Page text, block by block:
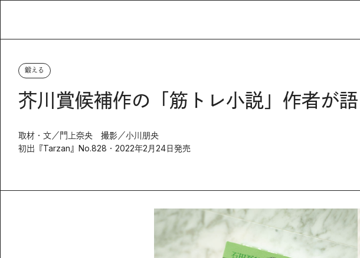
鍛える
芥川賞候補作の「筋トレ小説」作者が
取材・文／門上奈央 撮影／小川朋央
初出『Tarzan』No.828・2022年2月24日発売